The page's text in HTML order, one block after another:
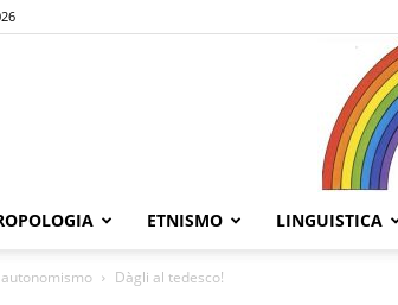
ETNISMO LINGUISTICA
autonomismo Dàgli al tedesco!